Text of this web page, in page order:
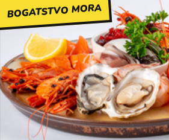
BOGATSTVO MORA